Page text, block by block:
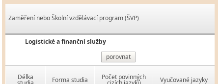
Zaměření nebo Školní vzdělávací program (ŠVP)
Logistické a finanční služby
porovnat
Délka Forma studia Počet povinných Vyučované jazyky